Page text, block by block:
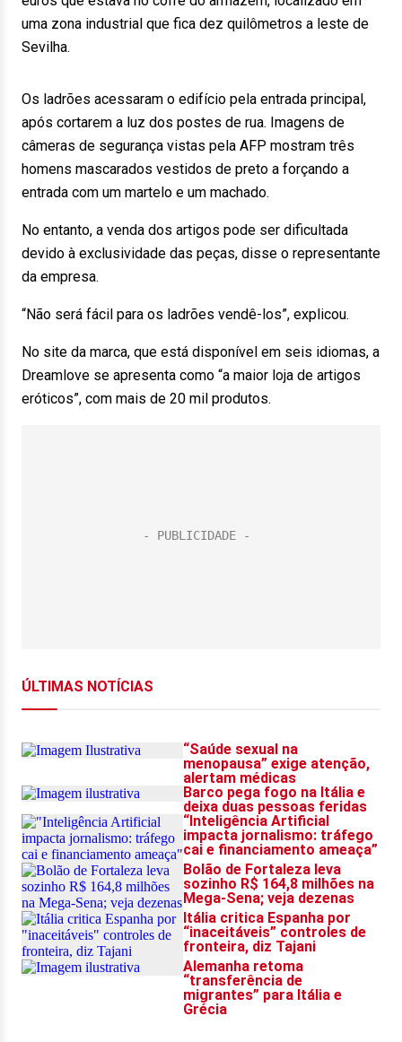
uma zona industrial que fica dez quilômetros a leste de
Sevilha.
Os ladrões acessaram o edifício pela entrada principal,
após cortarem a luz dos postes de rua. Imagens de
câmeras de segurança vistas pela AFP mostram três
homens mascarados vestidos de preto a forçando a
entrada com um martelo e um machado.
No entanto, a venda dos artigos pode ser dificultada
devido à exclusividade das peças, disse o representante
da empresa.
“Não será fácil para os ladrões vendê-los”, explicou.
No site da marca, que está disponível em seis idiomas, a
Dreamlove se apresenta como “a maior loja de artigos
eróticos”, com mais de 20 mil produtos.